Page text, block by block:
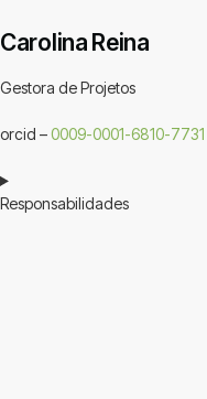
Carolina Reina
Gestora de Projetos
orcid –0009-0001-6810-7731
Responsabilidades